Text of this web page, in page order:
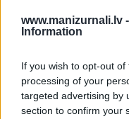
www.manizurnali.lv -
Information
If you wish to opt-out
processing of your
targeted advertising by
section to confirm your
Mirdza
sauca par mīlestības
vīriešus.
Miervaldis Birze
rakstnieku. Izdzīvojis
tuberkulozi.